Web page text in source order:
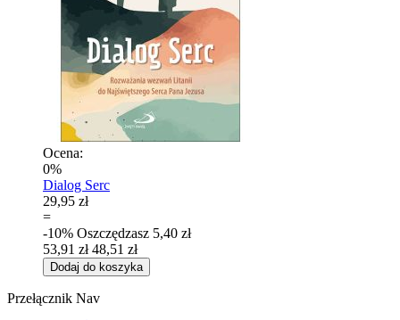
Ocena:
0%
Dialog Serc
29,95 zł
=
-10% Oszczędzasz 5,40 zł
53,91 zł 48,51 zł
Dodaj do koszyka
Przełącznik Nav